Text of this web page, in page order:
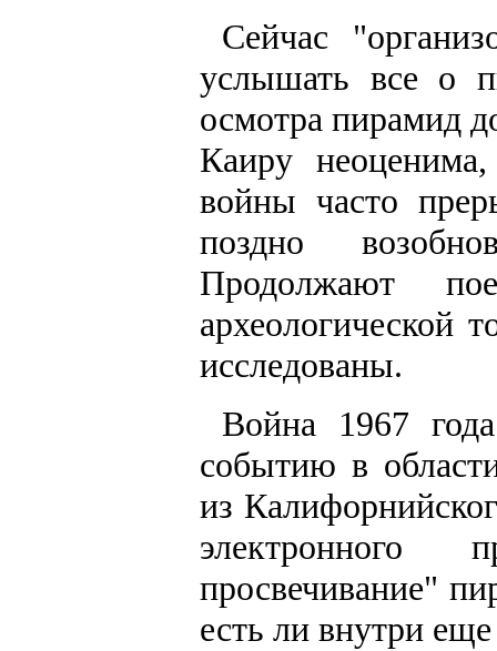
Сейчас
услышать все о
осмотра пирамид
Каиру
войны часто
поздно
Продолжают
археологической
исследованы.
Война 1967
событию в
из
электронного
просвечивание"
есть ли внутри